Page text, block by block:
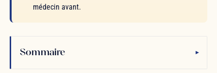
médecin avant.
Sommaire ▾